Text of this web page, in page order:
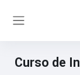
Curso de